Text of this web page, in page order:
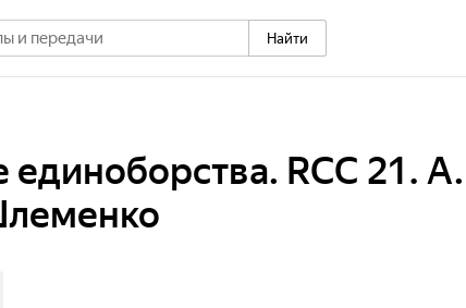
Найти
RCC 21. А.